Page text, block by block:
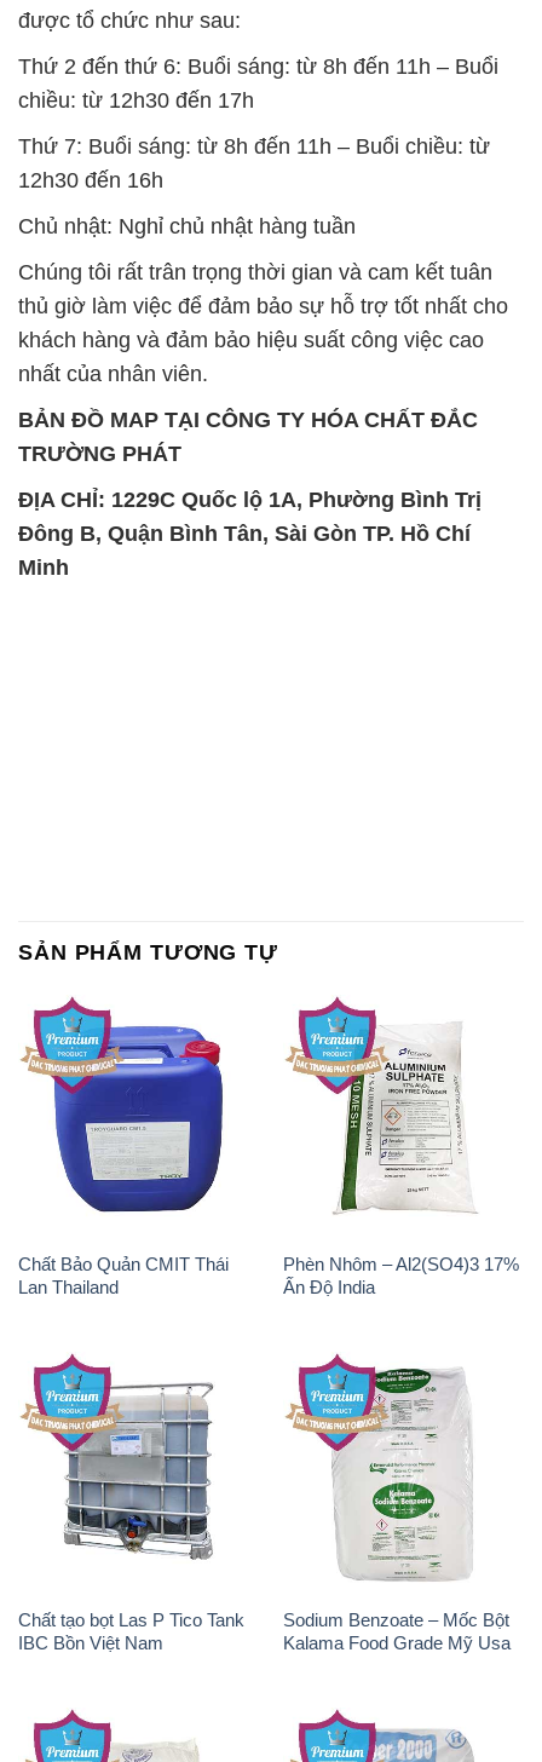
được tổ chức như sau:
Thứ 2 đến thứ 6: Buổi sáng: từ 8h đến 11h – Buổi
chiều: từ 12h30 đến 17h
Thứ 7: Buổi sáng: từ 8h đến 11h – Buổi chiều: từ
12h30 đến 16h
Chủ nhật: Nghỉ chủ nhật hàng tuần
Chúng tôi rất trân trọng thời gian và cam kết tuân
thủ giờ làm việc để đảm bảo sự hỗ trợ tốt nhất cho
khách hàng và đảm bảo hiệu suất công việc cao
nhất của nhân viên.
BẢN ĐỒ MAP TẠI CÔNG TY HÓA CHẤT ĐẮC
TRƯỜNG PHÁT
ĐỊA CHỈ: 1229C Quốc lộ 1A, Phường Bình Trị
Đông B, Quận Bình Tân, Sài Gòn TP. Hồ Chí
Minh
SẢN PHẨM TƯƠNG TỰ
Chất Bảo Quản CMIT Thái
Lan Thailand
Phèn Nhôm – Al2(SO4)3 17%
Ấn Độ India
Chất tạo bọt Las P Tico Tank
IBC Bồn Việt Nam
Sodium Benzoate – Mốc Bột
Kalama Food Grade Mỹ Usa